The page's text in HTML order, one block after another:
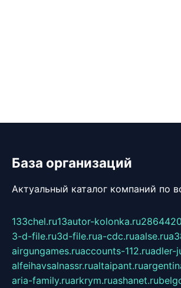
База организаций
Актуальный каталог компаний по
133chel.ru13autor-kolonka.ru
3-d-file.ru3d-file.rua-cdc.ruaalse.ru
airgungames.ruaccounts-112.ruadler-
alfeihavsalnassr.rualtaipant.ru
aria-family.ruarkrym.ruashanet.ru